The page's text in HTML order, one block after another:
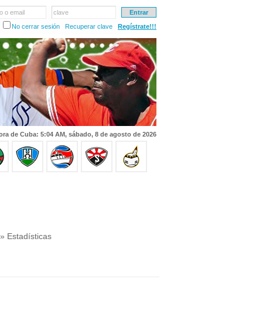
o email
clave
No cerrar sesión
Recuperar clave Regístrate!!!
de Cuba: 5:04 AM, sábado, 8 de agosto de 2026
» Estadísticas